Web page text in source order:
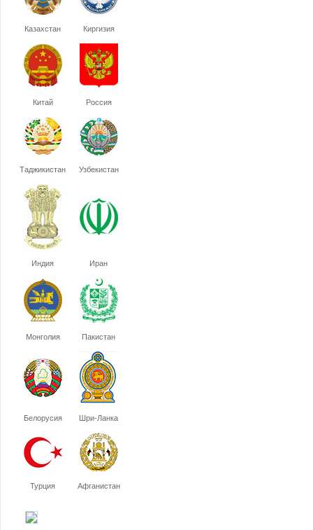
Казахстан Киргизия
Китай Россия
Таджикистан Узбекистан
Индия Иран
Монголия Пакистан
Белорусия Шри-Ланка
Турция Афганистан